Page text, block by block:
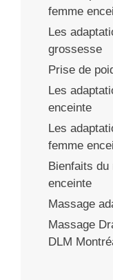
femme
Les
grossesse
Prise de
Les
enceinte
Les
femme
Bienfaits du
enceinte
Massage
Massage
DLM